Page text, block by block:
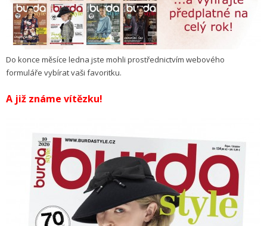
Do konce měsíce ledna jste mohli prostřednictvím webového
formuláře vybírat vaši favoritku.
A již známe vítězku!